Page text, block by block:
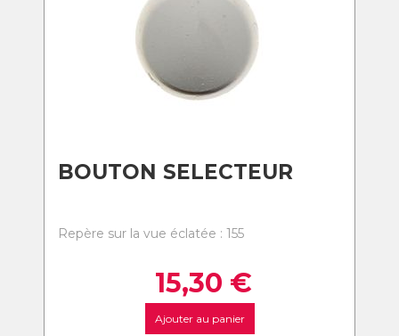
BOUTON SELECTEUR
Repère sur la vue éclatée : 155
15,30 €
Ajouter au panier